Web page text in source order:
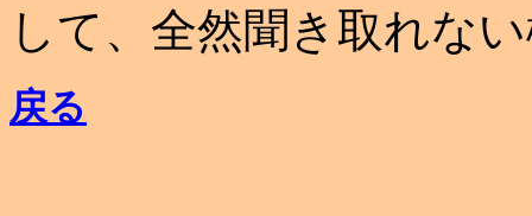
して、全然聞き取れな
戻る